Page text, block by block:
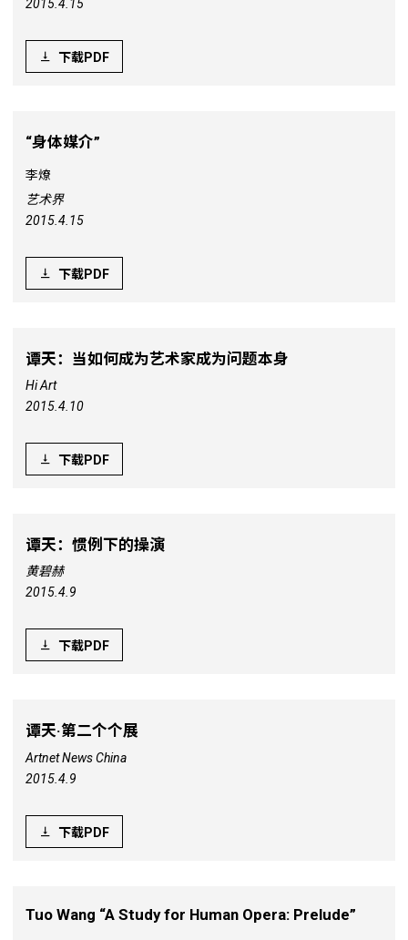
2015.4.15
下载PDF
“身体媒介”
李燎
艺术界
2015.4.15
下载PDF
谭天：当如何成为艺术家成为问题本身
Hi Art
2015.4.10
下载PDF
谭天：惯例下的操演
黄碧赫
2015.4.9
下载PDF
谭天·第二个个展
Artnet News China
2015.4.9
下载PDF
Tuo Wang “A Study for Human Opera: Prelude”